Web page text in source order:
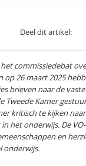
Deel dit artikel:
commissiedebat
op 26 maart 2025
brieven naar de
Tweede Kamer
kritisch te kijken
het onderwijs. De
en
onderwijs.